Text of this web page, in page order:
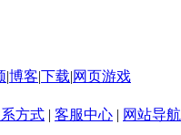
|博客|下载|网页游戏
方式 | 客服中心 | 网站导航